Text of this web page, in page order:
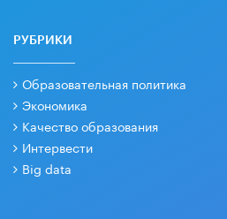
РУБРИКИ
Образовательная политика
Экономика
Качество образования
Интервести
Big data